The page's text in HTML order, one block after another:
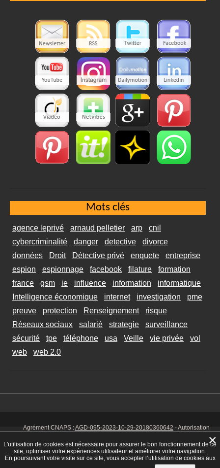
Mots clés
agence leprivé arnaud pelletier arp
cnil
cybercriminalité
danger detective
divorce
données
Droit Détective privé enquete
entreprise
espion
espionnage facebook filature
formation
france
gsm ie influence information
informatique
Intelligence économique
internet investigation
pme
preuve
protection Renseignement
risque
Réseaux sociaux
salarié strategie
surveillance
sécurité
tpe téléphone usa Veille vie privée
vol
web
web 2.0
Agrément CNAPS :AGD-095-2023-10-29-20180360642 - Autorisation
925 00038 - Code NAF 8030 Z -Mentions Légales-CookiesTél. : 06 14
01 75 32
L'utilisation de cookies est nécessaire pour assurer le bon fonctionnement de ce
site, optimiser votre expériences utilisateur et améliorer votre navigation.
En poursuivant votre visite sur ce site, vous accepter l’utilisation de cookies aux
×